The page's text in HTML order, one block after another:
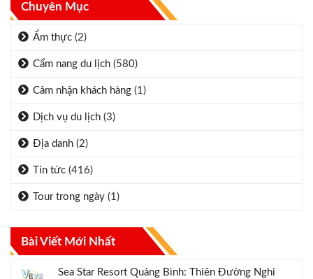
Chuyên Mục
Ẩm thực (2)
Cẩm nang du lịch (580)
Cảm nhận khách hàng (1)
Dịch vụ du lịch (3)
Địa danh (2)
Tin tức (416)
Tour trong ngày (1)
Bài Viết Mới Nhất
Sea Star Resort Quảng Bình: Thiên Đường Nghỉ